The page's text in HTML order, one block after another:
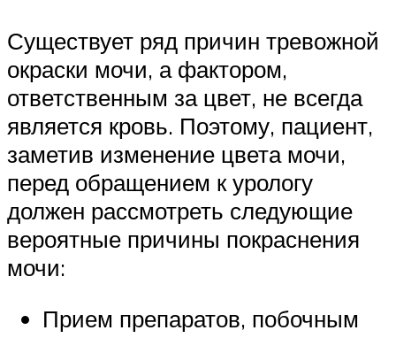
Существует ряд причин тревожной
окраски мочи, а фактором,
ответственным за цвет, не всегда
является кровь. Поэтому, пациент,
заметив изменение цвета мочи,
перед обращением к урологу
должен рассмотреть следующие
вероятные причины покраснения
мочи:
Прием препаратов, побочным